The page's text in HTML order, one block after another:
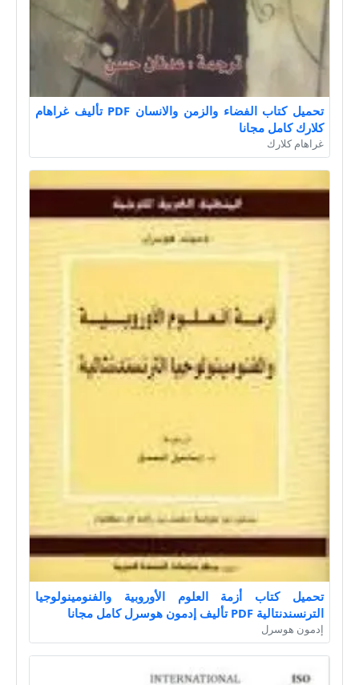
تحميل كتاب الفضاء والزمن والانسان PDF تأليف غراهام
كلارك كامل مجانا
غراهام كلارك
تحميل كتاب أزمة العلوم الأوروبية والفنومينولوجيا
الترنسندنتالية PDF تأليف إدمون هوسرل كامل مجانا
إدمون هوسرل